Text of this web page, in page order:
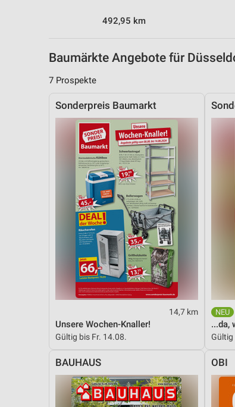
492,95 km
Baumärkte Angebote für
7 Prospekte
Sonderpreis Baumarkt
14,7 km
Unsere Wochen-Knaller!
Gültig bis Fr. 14.08. Gültig
BAUHAUS OBI
Geräte anhand von aktiv angeforderten Informationen
Notwendig